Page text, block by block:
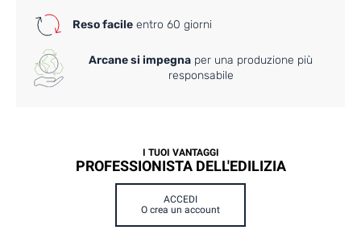
Reso facile entro 60 giorni
Arcane si impegna per una produzione più
responsabile
I TUOI VANTAGGI
PROFESSIONISTA DELL'EDILIZIA
ACCEDI
O crea un account